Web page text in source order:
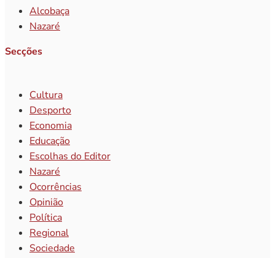
Alcobaça
Nazaré
Secções
Cultura
Desporto
Economia
Educação
Escolhas do Editor
Nazaré
Ocorrências
Opinião
Política
Regional
Sociedade